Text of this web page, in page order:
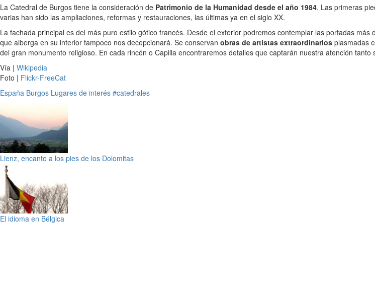
La Catedral de Burgos tiene la consideración de Patrimonio de la Humanidad desde el año 1984. Las primeras
varias han sido las ampliaciones, reformas y restauraciones, las últimas ya en el siglo XX.
La fachada principal es del más puro estilo gótico francés. Desde el exterior podremos contemplar las portadas
que alberga en su interior tampoco nos decepcionará. Se conservan obras de artistas extraordinarios plasmadas
del gran monumento religioso. En cada rincón o Capilla encontraremos detalles que captarán nuestra atención tanto
Vía | Wikipedia
Foto | Flickr-FreeCat
España Burgos Lugares de interés #catedrales
Lienz, encanto a los pies de los Dolomitas
El idioma en Bélgica